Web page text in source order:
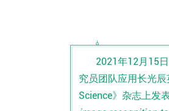
2021年12月15
究员团队应用长光
Science》杂志上发